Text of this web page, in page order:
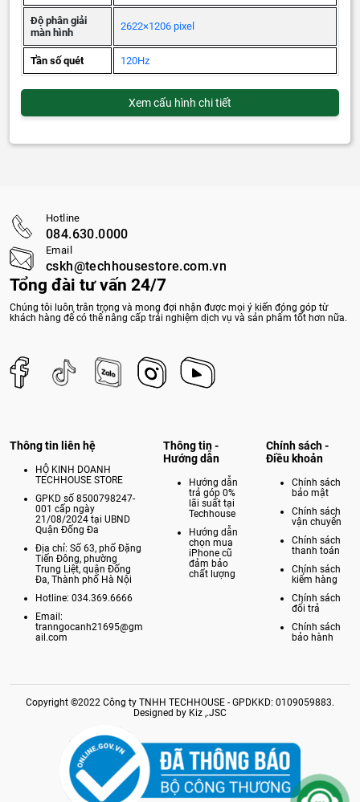
Độ phân giải
màn hình
2622×1206 pixel
Tần số quét 120Hz
Xem cấu hình chi tiết
Tổng đài tư vấn 24/7
Chúng tôi luôn trân trọng và mong đợi nhận được mọi ý kiến đóng góp từ
khách hàng để có thể nâng cấp trải nghiệm dịch vụ và sản phẩm tốt hơn nữa.
Hotline
084.630.0000
Email
cskh@techhousestore.com.vn
Thông tin liên hệ
HỘ KINH DOANH
TECHHOUSE STORE
GPKD số 8500798247-
001 cấp ngày
21/08/2024 tại UBND
Quận Đống Đa
Địa chỉ: Số 63, phố Đặng
Tiến Đông, phường
Trung Liệt, quận Đống
Đa, Thành phố Hà Nội
Hotline: 034.369.6666
Email:
tranngocanh21695@gm
ail.com
Thông tin -
Hướng dẫn
Hướng dẫn
trả góp 0%
lãi suất tại
Techhouse
Hướng dẫn
chọn mua
iPhone cũ
đảm bảo
chất lượng
Chính sách -
Điều khoản
Chính sách
bảo mật
Chính sách
vận chuyển
Chính sách
thanh toán
Chính sách
kiểm hàng
Chính sách
đổi trả
Chính sách
bảo hành
Copyright ©2022 Công ty TNHH TECHHOUSE - GPDKKD: 0109059883.
Designed by Kiz ,.JSC